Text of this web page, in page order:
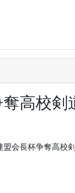
高校剣
会長杯争奪高校